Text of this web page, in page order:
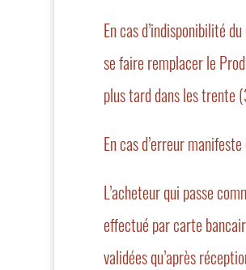
En cas d’indisponibilité
se faire remplacer le
plus tard dans les trente
En cas d’erreur
L’acheteur qui passe
effectué par carte
validées qu’après